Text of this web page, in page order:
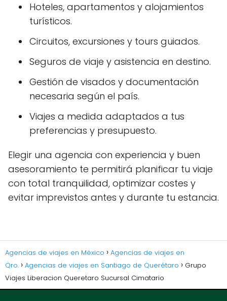
Hoteles, apartamentos y alojamientos
turísticos.
Circuitos, excursiones y tours guiados.
Seguros de viaje y asistencia en destino.
Gestión de visados y documentación
necesaria según el país.
Viajes a medida adaptados a tus
preferencias y presupuesto.
Elegir una agencia con experiencia y buen
asesoramiento te permitirá planificar tu viaje
con total tranquilidad, optimizar costes y
evitar imprevistos antes y durante tu estancia.
Agencias de viajes en México
Agencias de viajes en
Qro.
Agencias de viajes en Santiago de Querétaro
Grupo
Viajes Liberacion Queretaro Sucursal Cimatario